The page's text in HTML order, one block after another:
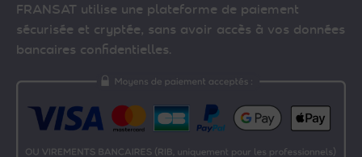
FRANSAT utilise une plateforme de paiement
sécurisée et cryptée, sans avoir accès à vos données
bancaires confidentielles.